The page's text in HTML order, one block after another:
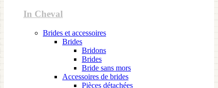
In Cheval
Brides et accessoires
Brides
Bridons
Brides
Bride sans mors
Accessoires de brides
Pièces détachées